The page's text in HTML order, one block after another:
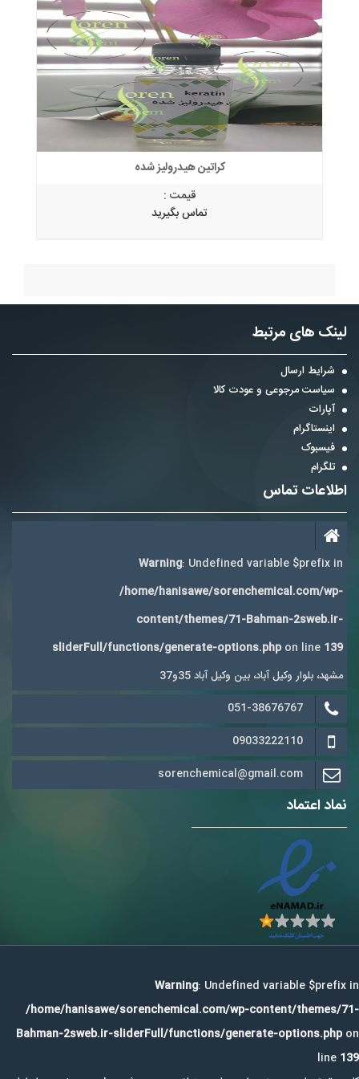
کراتین هیدرولیز شده
قیمت :
تماس بگیرید
لینک های مرتبط
شرایط ارسال
سیاست مرجوعی و عودت کالا
آپارات
اینستاگرام
فیسبوک
تلگرام
اطلاعات تماس
Warning: Undefined variable $prefix in
/home/hanisawe/sorenchemical.com/wp-
content/themes/71-Bahman-2sweb.ir-
sliderFull/functions/generate-options.php on line 139
مشهد، بلوار وکیل آباد، بین وکیل آباد 35و37
051-38676767
09033222110
sorenchemical@gmail.com
نماد اعتماد
Warning: Undefined variable $prefix in
/home/hanisawe/sorenchemical.com/wp-content/themes/71-
Bahman-2sweb.ir-sliderFull/functions/generate-options.phpon
line 139